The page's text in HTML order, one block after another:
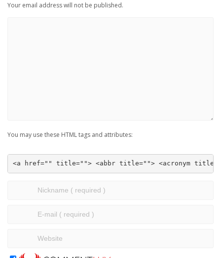
Your email address will not be published.
You may use these HTML tags and attributes:
<a href="" title=""> <abbr title=""> <acronym